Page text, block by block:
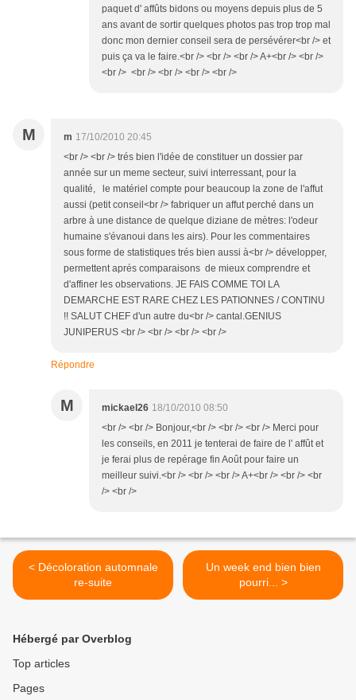
paquet d' affûts bidons ou moyens depuis plus de 5
ans avant de sortir quelques photos pas trop trop mal
donc mon dernier conseil sera de persévérer<br /> et
puis ça va le faire.<br /> <br /> <br /> A+<br /> <br />
<br /> <br /> <br /> <br /> <br />
M m 17/10/2010 20:45
<br /> <br /> trés bien l'idée de constituer un dossier par
année sur un meme secteur, suivi interressant, pour la
qualité, le matériel compte pour beaucoup la zone de l'affut
aussi (petit conseil<br /> fabriquer un affut perché dans un
arbre à une distance de quelque diziane de mètres: l'odeur
humaine s'évanoui dans les airs). Pour les commentaires
sous forme de statistiques trés bien aussi à<br /> développer,
permettent aprés comparaisons de mieux comprendre et
d'affiner les observations. JE FAIS COMME TOI LA
DEMARCHE EST RARE CHEZ LES PATIONNES / CONTINU
!! SALUT CHEF d'un autre du<br /> cantal.GENIUS
JUNIPERUS <br /> <br /> <br /> <br />
Répondre
M mickael26 18/10/2010 08:50
<br /> <br /> Bonjour,<br /> <br /> <br /> Merci pour
les conseils, en 2011 je tenterai de faire de l' affût et
je ferai plus de repérage fin Août pour faire un
meilleur suivi.<br /> <br /> <br /> A+<br /> <br /> <br
/> <br />
< Décoloration automnale
re-suite
Un week end bien bien
pourri... >
Hébergé par Overblog
Top articles
Pages